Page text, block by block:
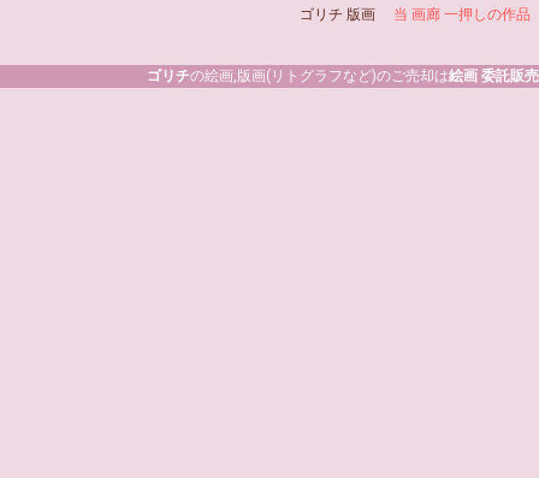
ゴリチ 版画 当 画廊 一押しの作品
ゴリチの絵画,版画(リトグラフなど)のご売却は絵画 委託販売